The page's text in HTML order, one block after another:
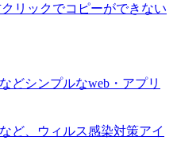
リックでコピーができない
どシンプルなweb・アプリ
ど、ウィルス感染対策アイ